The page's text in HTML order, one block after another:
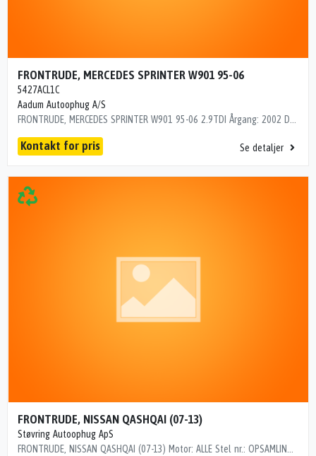
FRONTRUDE, MERCEDES SPRINTER W901 95-06
5427ACL1C
Aadum Autoophug A/S
Kontakt for pris Se detaljer
FRONTRUDE, NISSAN QASHQAI (07-13)
Støvring Autoophug ApS
FRONTRUDE, NISSAN QASHQAI (07-13) Motor: ALLE Stel nr.: OPSAMLINGSKORT Årgang.: 2008 Del nr..: JAB05048 Dito nr.: 16755270 Stamkort nr.: DIV00001 Kilometer: 1000 6044AGSMV1P